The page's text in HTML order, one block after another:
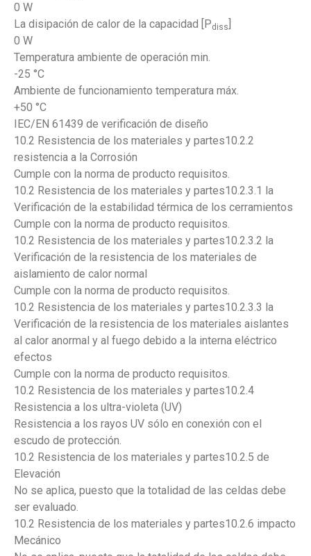
0 W
La disipación de calor de la capacidad [Pdiss
0 W
Temperatura ambiente de operación min.
-25 °C
Ambiente de funcionamiento temperatura máx.
+50 °C
IEC/EN 61439 de verificación de diseño
10.2 Resistencia de los materiales y partes10.2.2
resistencia a la Corrosión
Cumple con la norma de producto requisitos.
10.2 Resistencia de los materiales y partes10.2.3.1 la
Verificación de la estabilidad térmica de los cerramientos
Cumple con la norma de producto requisitos.
10.2 Resistencia de los materiales y partes10.2.3.2 la
Verificación de la resistencia de los materiales de
aislamiento de calor normal
Cumple con la norma de producto requisitos.
10.2 Resistencia de los materiales y partes10.2.3.3 la
Verificación de la resistencia de los materiales aislantes
al calor anormal y al fuego debido a la interna eléctrico
efectos
Cumple con la norma de producto requisitos.
10.2 Resistencia de los materiales y partes10.2.4
Resistencia a los ultra-violeta (UV)
Resistencia a los rayos UV sólo en conexión con el
escudo de protección.
10.2 Resistencia de los materiales y partes10.2.5 de
Elevación
No se aplica, puesto que la totalidad de las celdas debe
ser evaluado.
10.2 Resistencia de los materiales y partes10.2.6 impacto
Mecánico